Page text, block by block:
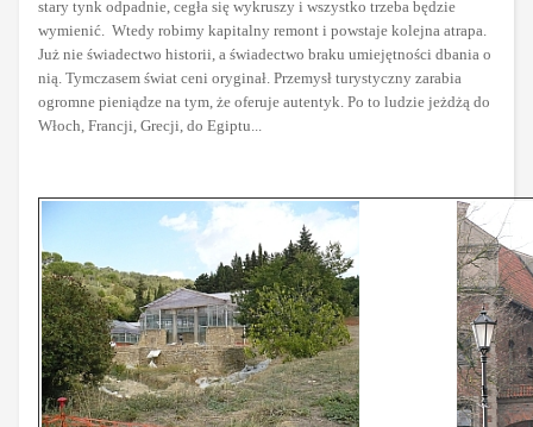
stary tynk odpadnie, cegła się wykruszy i wszystko trzeba będzie
wymienić. Wtedy robimy kapitalny remont i powstaje kolejna atrapa.
Już nie świadectwo historii, a świadectwo braku umiejętności dbania o
nią. Tymczasem świat ceni oryginał. Przemysł turystyczny zarabia
ogromne pieniądze na tym, że oferuje autentyk. Po to ludzie jeżdżą do
Włoch, Francji, Grecji, do Egiptu...